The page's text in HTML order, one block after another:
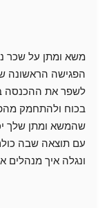
משא ומתן על שכר
הפגישה הראשונה
לשפר את ההכנסה
בכוח ולהתחמק
שהמשא ומתן שלך
עם תוצאה שבה
ונגלה איך